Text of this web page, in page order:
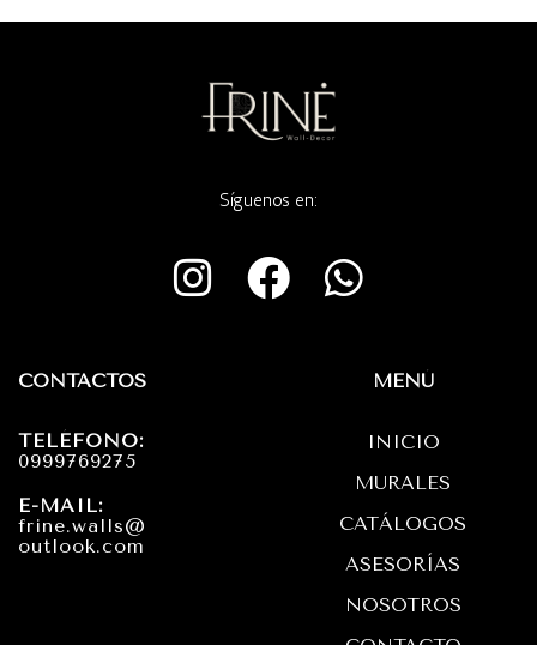
Síguenos en:
I
n
F
a
W
h
a
p
p
CONTACTOS
TELÉFONO:
0999769275
E-MAIL:
frine.walls@
outlook.com
MENÚ
INICIO
MURALES
CATÁLOGOS
ASESORÍAS
NOSOTROS